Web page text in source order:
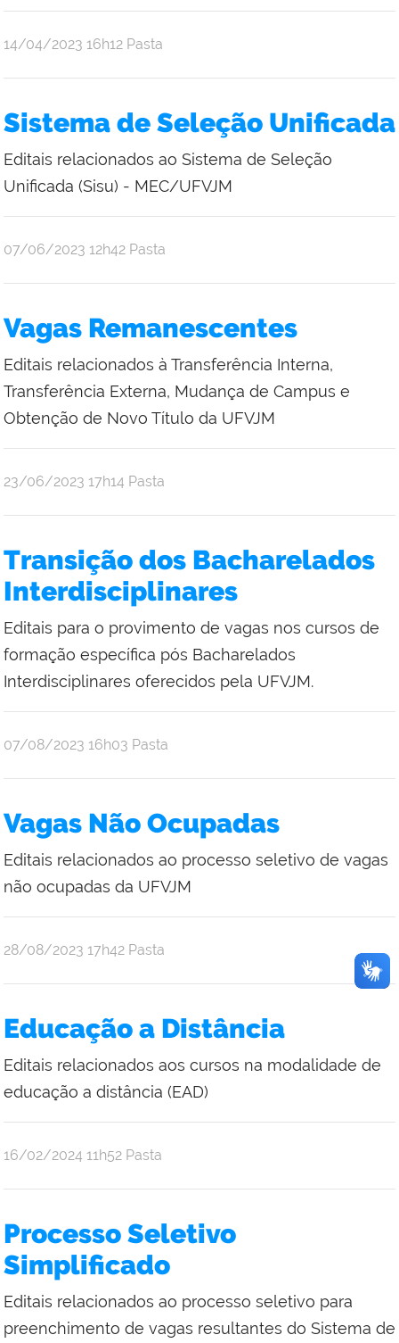
publicado
14/04/2023 16h12 Pasta
Sistema de Seleção Unificada
Editais relacionados ao Sistema de Seleção
Unificada (Sisu) - MEC/UFVJM
publicado
07/06/2023 12h42 Pasta
Vagas Remanescentes
Editais relacionados à Transferência Interna,
Transferência Externa, Mudança de Campus e
Obtenção de Novo Título da UFVJM
publicado
23/06/2023 17h14 Pasta
Transição dos Bacharelados
Interdisciplinares
Editais para o provimento de vagas nos cursos de
formação específica pós Bacharelados
Interdisciplinares oferecidos pela UFVJM.
publicado
07/08/2023 16h03 Pasta
Vagas Não Ocupadas
Editais relacionados ao processo seletivo de vagas
não ocupadas da UFVJM
publicado
28/08/2023 17h42 Pasta
Educação a Distância
Editais relacionados aos cursos na modalidade de
educação a distância (EAD)
publicado
16/02/2024 11h52 Pasta
Processo Seletivo
Simplificado
Editais relacionados ao processo seletivo para
preenchimento de vagas resultantes do Sistema de